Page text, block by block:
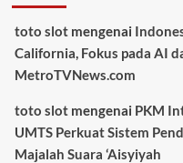
toto slotmengenai
California, Fokus pada AI
MetroTVNews.com
toto slotmengenai PKM
UMTS Perkuat Sistem
Majalah Suara ‘Aisyiyah